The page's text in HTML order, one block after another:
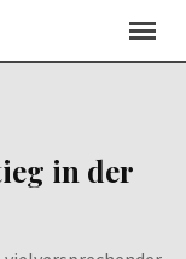
in der